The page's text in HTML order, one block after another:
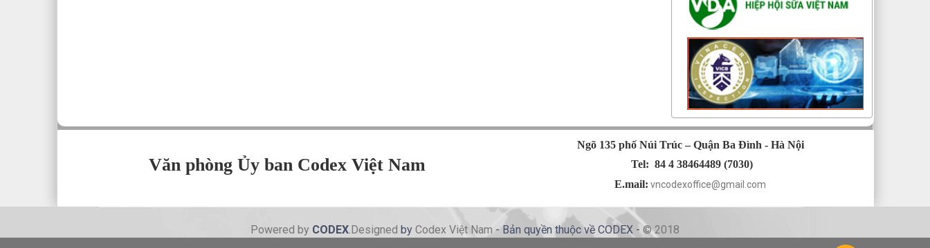
Ngõ 135 phố Núi Trúc – Quận Ba Đình - Hà Nội
Văn phòng Ủy ban Codex Việt Nam
Tel: 84 4 38464489 (7030)
E.mail: vncodexoffice@gmail.com
Powered by CODEX.Designed by Codex Việt Nam - Bản quyền thuộc về CODEX - © 2018